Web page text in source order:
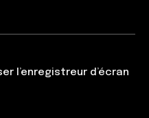
l’enregistreur d’écran